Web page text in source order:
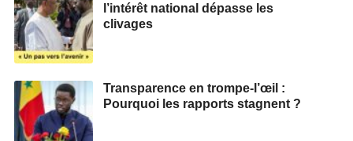
l’intérêt national dépasse les
clivages
Transparence en trompe-l’œil :
Pourquoi les rapports stagnent ?